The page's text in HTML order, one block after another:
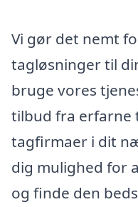
Vi gør det nemt
tagløsninger til
bruge vores
tilbud fra erfarne
tagfirmaer i dit
dig mulighed for
og finde den